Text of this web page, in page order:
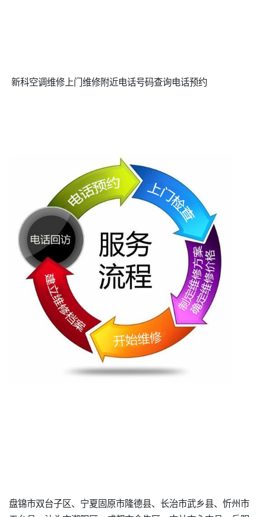
新科空调维修上门维修附近电话号码查询电话预约
盘锦市双台子区、宁夏固原市隆德县、长治市武乡县、忻州市